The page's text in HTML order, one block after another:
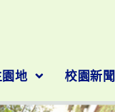
地 校園新聞